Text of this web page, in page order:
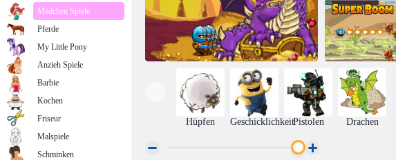
Drachenversuche
Super Boom
Hüpfen GeschicklichkeitPistolen Drachen
Mädchen Spiele
Pferde
My Little Pony
Anzieh Spiele
Barbie
Kochen
Friseur
Malspiele
Schminken